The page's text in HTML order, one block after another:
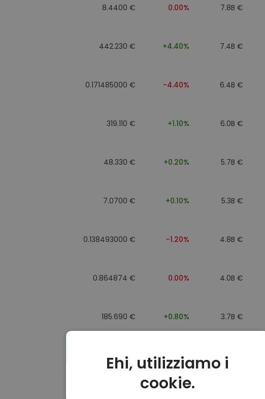
8.4400 € 0.00% 7.8B €
442.230 € +4.40% 7.4B €
0.171485000 € -4.40% 6.4B €
319.110 € +1.10% 6.0B €
48.330 € +0.20% 5.7B €
7.0700 € +0.10% 5.3B €
0.138493000 € -1.20% 4.8B €
0.864874 € 0.00% 4.0B €
185.690 € +0.80% 3.7B €
0.864596 € 0.00% 3.5B €
Ehi, utilizziamo i
cookie.